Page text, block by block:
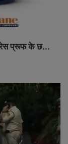
प्रूफ के छ...